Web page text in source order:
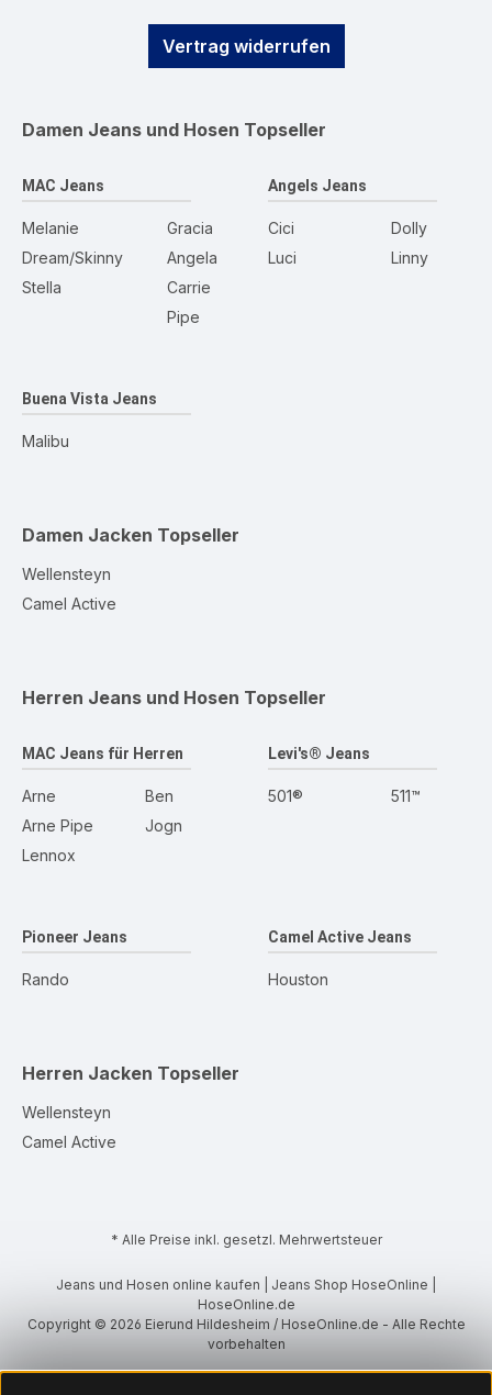
Vertrag widerrufen
Damen Jeans und Hosen Topseller
MAC Jeans
Melanie
Dream/Skinny
Stella
Gracia
Angela
Carrie
Pipe
Angels Jeans
Cici
Luci
Dolly
Linny
Buena Vista Jeans
Malibu
Damen Jacken Topseller
Wellensteyn
Camel Active
Herren Jeans und Hosen Topseller
MAC Jeans für Herren
Arne
Arne Pipe
Lennox
Ben
Jogn
Levi's® Jeans
501® 511™
Pioneer Jeans
Rando
Camel Active Jeans
Houston
Herren Jacken Topseller
Wellensteyn
Camel Active
* Alle Preise inkl. gesetzl. Mehrwertsteuer
Jeans und Hosen online kaufen | Jeans Shop HoseOnline |
HoseOnline.de
Copyright © 2026 Eierund Hildesheim / HoseOnline.de - Alle Rechte
vorbehalten